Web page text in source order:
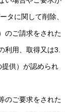
タに関して削除、
のご請求をされた
利用、取得又は3.
供）が認められ
のご要求をされた